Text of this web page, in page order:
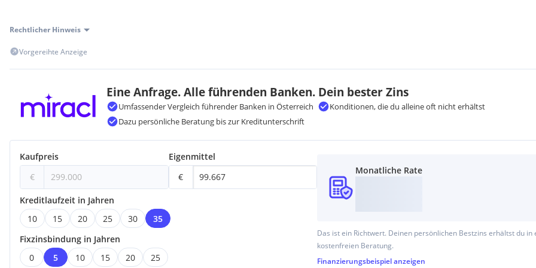
Rechtlicher Hinweis
Vorgereihte Anzeige
Eine Anfrage. Alle führenden Banken. Dein bester Zins
Umfassender Vergleich führender Banken in Österreich
Konditionen, die du alleine oft nicht erhältst
Dazu persönliche Beratung bis zur Kreditunterschrift
Kaufpreis
€
Eigenmittel
€
Kreditlaufzeit in Jahren
10
15 20 25 30
35
Fixzinsbindung in Jahren
0
5 10 15 20 25
Monatliche Rate
Das ist ein Richtwert. Deinen persönlichen Bestzins erhältst du in
kostenfreien Beratung.
Finanzierungsbeispielanzeigen